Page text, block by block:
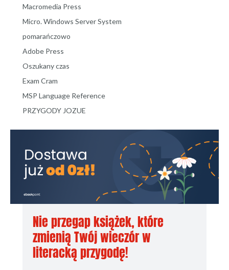
Macromedia Press
Micro. Windows Server System
pomarańczowo
Adobe Press
Oszukany czas
Exam Cram
MSP Language Reference
PRZYGODY JOZUE
Nie przegap książek, które
zmienią Twój wieczór w
literacką przygodę!